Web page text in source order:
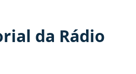
da Rádio